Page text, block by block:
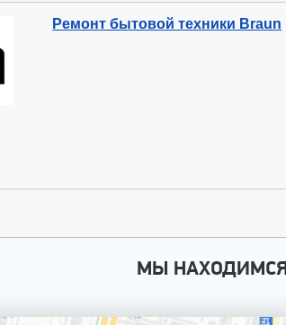
Ремонт бытовой техники Braun
МЫ